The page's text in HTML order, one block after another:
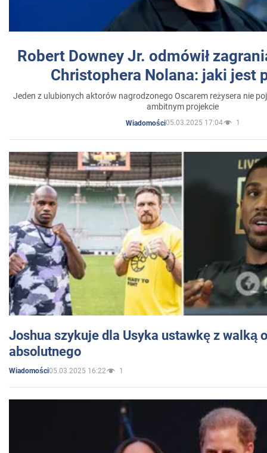
Robert Downey Jr. odmówił
Christophera Nolana: jaki jest
Jeden z ulubionych aktorów nagrodzonego Oscarem reżysera nie
ambitnym projekcie
Wiadomości05.03.2025 17:04 1
Joshua szykuje dla Usyka ustawkę z walką
absolutnego
Wiadomości05.03.2025 16:22 1